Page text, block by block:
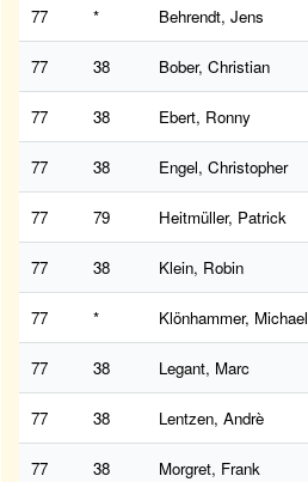
77 * Behrendt, Jens
77 38 Bober, Christian
77 38 Ebert, Ronny
77 38 Engel, Christopher
77 79 Heitmüller, Patrick
77 38 Klein, Robin
77 * Klönhammer, Michael
77 38 Legant, Marc
77 38 Lentzen, Andrè
77 38 Morgret, Frank